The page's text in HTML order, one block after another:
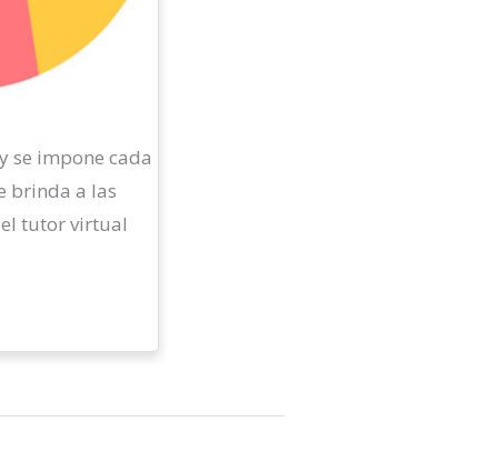
se impone cada
brinda a las
tutor virtual